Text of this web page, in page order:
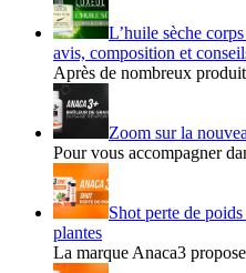
L’huile sèche
avis, composition et
Après de nombreux
Zoom sur la
Pour vous accompagner
Shot perte de
plantes
La marque Anaca3